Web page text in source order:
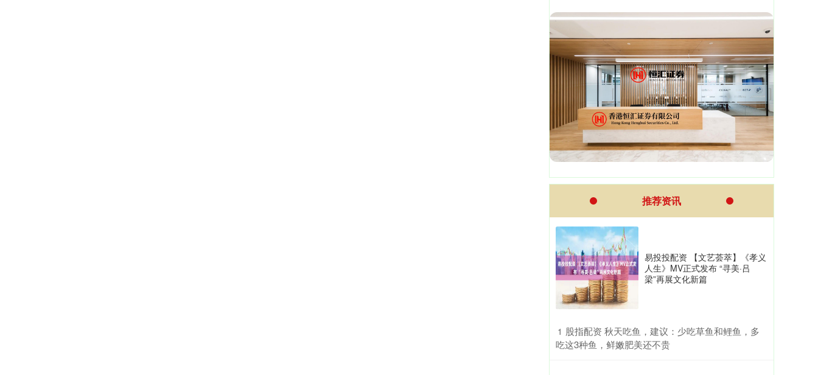
推荐资讯
易投投配资 【文艺荟萃】《孝义
人生》MV正式发布 “寻美·吕
梁”再展文化新篇
1 ​股指配资 秋天吃鱼，建议：少吃草鱼和鲤鱼，多
吃这3种鱼，鲜嫩肥美还不贵